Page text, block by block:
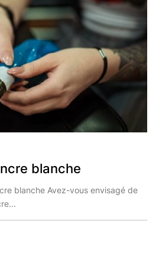
blanche
blanche Avez-vous envisagé de